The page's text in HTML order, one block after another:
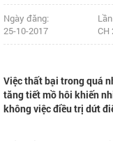
Ngày đăng:
25-10-2017
CH
Việc thất bại trong quá
tăng tiết mồ hôi khiến
không việc điều trị dứt